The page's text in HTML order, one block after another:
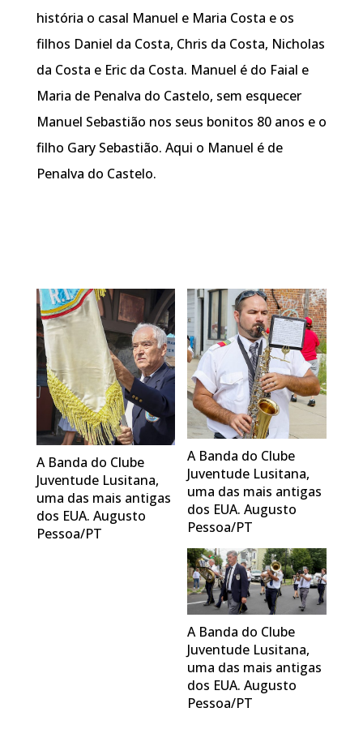
história o casal Manuel e Maria Costa e os
filhos Daniel da Costa, Chris da Costa, Nicholas
da Costa e Eric da Costa. Manuel é do Faial e
Maria de Penalva do Castelo, sem esquecer
Manuel Sebastião nos seus bonitos 80 anos e o
filho Gary Sebastião. Aqui o Manuel é de
Penalva do Castelo.
A Banda do Clube
Juventude Lusitana,
uma das mais antigas
dos EUA. Augusto
Pessoa/PT
A Banda do Clube
Juventude Lusitana,
uma das mais antigas
dos EUA. Augusto
Pessoa/PT
A Banda do Clube
Juventude Lusitana,
uma das mais antigas
dos EUA. Augusto
Pessoa/PT